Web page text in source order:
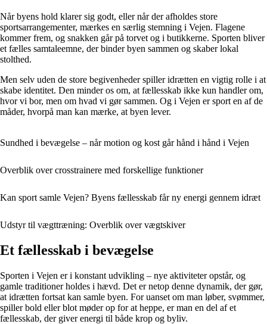
Når byens hold klarer sig godt, eller når der afholdes store
sportsarrangementer, mærkes en særlig stemning i Vejen. Flagene
kommer frem, og snakken går på torvet og i butikkerne. Sporten bliver
et fælles samtaleemne, der binder byen sammen og skaber lokal
stolthed.
Men selv uden de store begivenheder spiller idrætten en vigtig rolle i at
skabe identitet. Den minder os om, at fællesskab ikke kun handler om,
hvor vi bor, men om hvad vi gør sammen. Og i Vejen er sport en af de
måder, hvorpå man kan mærke, at byen lever.
Sundhed i bevægelse – når motion og kost går hånd i hånd i Vejen
Overblik over crosstrainere med forskellige funktioner
Kan sport samle Vejen? Byens fællesskab får ny energi gennem idræt
Udstyr til vægttræning: Overblik over vægtskiver
Et fællesskab i bevægelse
Sporten i Vejen er i konstant udvikling – nye aktiviteter opstår, og
gamle traditioner holdes i hævd. Det er netop denne dynamik, der gør,
at idrætten fortsat kan samle byen. For uanset om man løber, svømmer,
spiller bold eller blot møder op for at heppe, er man en del af et
fællesskab, der giver energi til både krop og byliv.